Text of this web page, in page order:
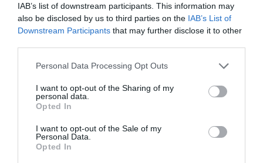
IAB’s list of downstream participants. This information may
also be disclosed by us to third parties on the IAB’s List of
Downstream Participants that may further disclose it to other
Please note that this website/app uses one or more Google
not limited to your visit or usage behaviour. You may click to
grant or deny consent to Google and its third-party tags to
use your data for below specified purposes in below Google
consent section.
Personal Data Processing Opt Outs
I want to opt-out of the Sharing of my
personal data.
Opted In
I want to opt-out of the Sale of my
Personal Data.
Opted In
«Επιχείρηση ελεύθερα πεζοδρόμια» στην
Αθήνα: Απομακρύνθηκαν παράνομα
αντικείμενα από κοινόχρηστους χώρους